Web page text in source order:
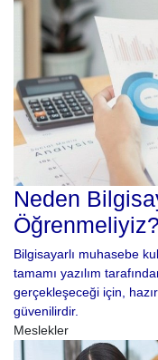
Neden
Öğrenmeliyiz?
Bilgisayarlı muhasebe
tamamı yazılım
gerçekleşeceği için,
güvenilirdir.
Meslekler